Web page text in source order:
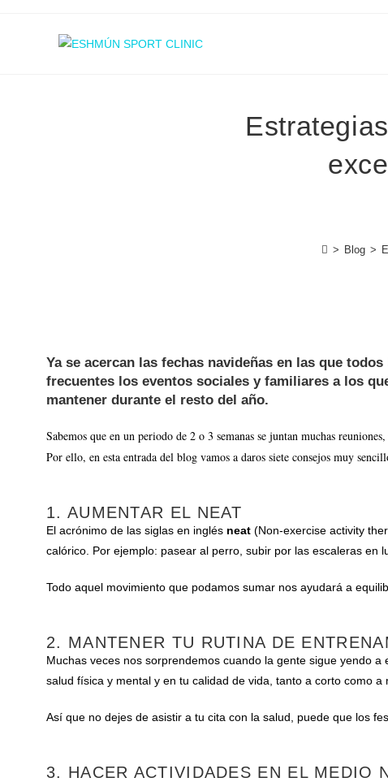
> Blog >
Ya se acercan las fechas navideñas en las que
frecuentes los eventos sociales y familiares a los
mantener durante el resto del año.
Sabemos que en un periodo de 2 o 3 semanas se juntan muchas
Por ello, en esta entrada del blog vamos a daros siete consejos muy
1. AUMENTAR EL NEAT
El acrónimo de las siglas en inglés neat (Non-exercise activity
calórico. Por ejemplo: pasear al perro, subir por las escaleras en
Todo aquel movimiento que podamos sumar nos ayudará a
2. MANTENER TU RUTINA DE
Muchas veces nos sorprendemos cuando la gente sigue yendo
salud física y mental y en tu calidad de vida, tanto a corto como a
Así que no dejes de asistir a tu cita con la salud, puede que los
3. HACER ACTIVIDADES EN EL MEDIO